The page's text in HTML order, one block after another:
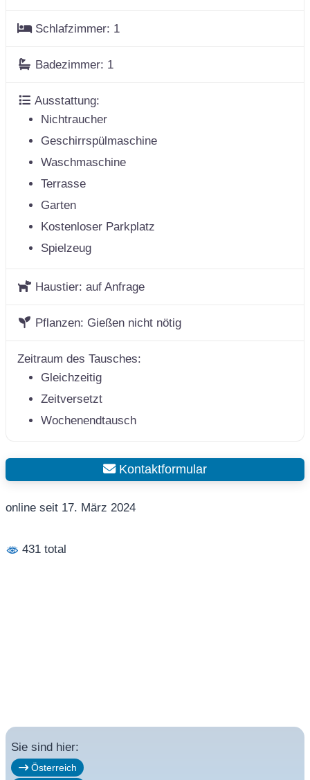
Schlafzimmer: 1
Badezimmer: 1
Ausstattung:
Nichtraucher
Geschirrspülmaschine
Waschmaschine
Terrasse
Garten
Kostenloser Parkplatz
Spielzeug
Haustier:auf Anfrage
Pflanzen: Gießen nicht nötig
Zeitraum des Tausches:
Gleichzeitig
Zeitversetzt
Wochenendtausch
Kontaktformular
online seit 17. März 2024
431 total
Sie sind hier:
Österreich